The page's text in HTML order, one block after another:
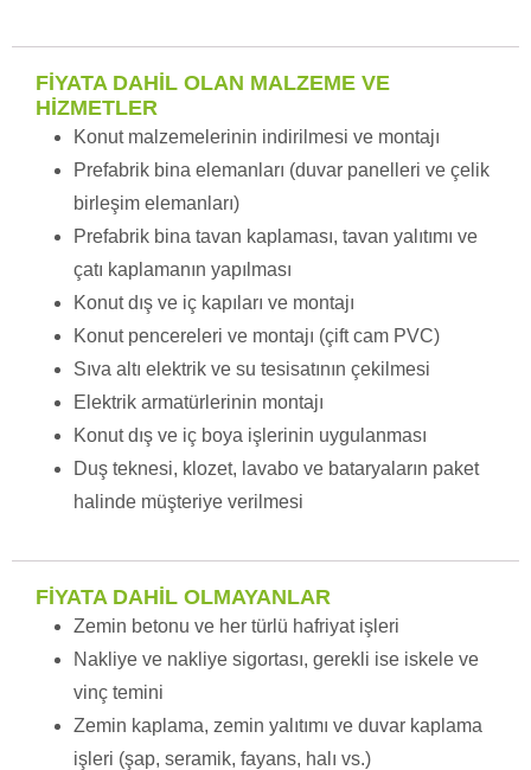
FİYATA DAHİL OLAN MALZEME VE
HİZMETLER
Konut malzemelerinin indirilmesi ve montajı
Prefabrik bina elemanları (duvar panelleri ve çelik
birleşim elemanları)
Prefabrik bina tavan kaplaması, tavan yalıtımı ve
çatı kaplamanın yapılması
Konut dış ve iç kapıları ve montajı
Konut pencereleri ve montajı (çift cam PVC)
Sıva altı elektrik ve su tesisatının çekilmesi
Elektrik armatürlerinin montajı
Konut dış ve iç boya işlerinin uygulanması
Duş teknesi, klozet, lavabo ve bataryaların paket
halinde müşteriye verilmesi
FİYATA DAHİL OLMAYANLAR
Zemin betonu ve her türlü hafriyat işleri
Nakliye ve nakliye sigortası, gerekli ise iskele ve
vinç temini
Zemin kaplama, zemin yalıtımı ve duvar kaplama
işleri (şap, seramik, fayans, halı vs.)